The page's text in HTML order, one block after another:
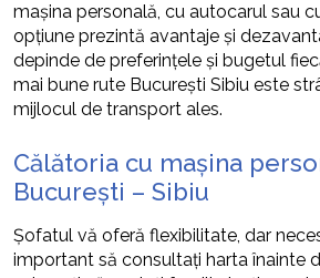
mașina personală, cu autocarul sau
opțiune prezintă avantaje și
depinde de preferințele și bugetul
mai bune rute București Sibiu este
mijlocul de transport ales.
Călătoria cu mașina
București – Sibiu
Șofatul vă oferă flexibilitate, dar
important să consultați harta înainte